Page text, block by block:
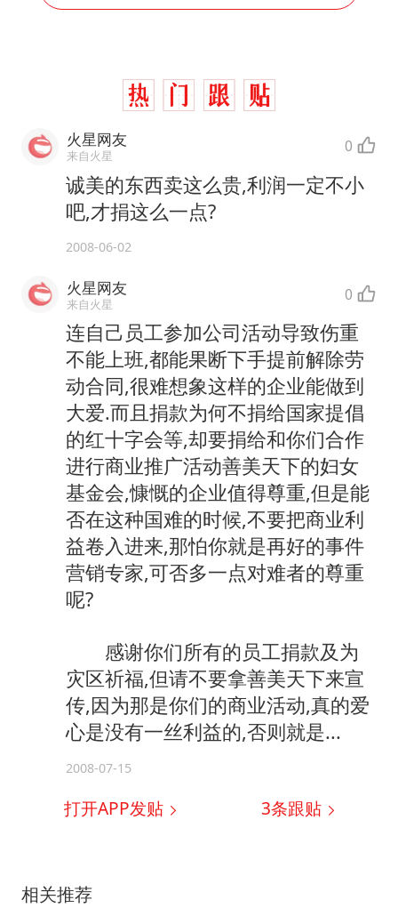
火星网友
来自火星 0
诚美的东西卖这么贵,利润一定不小
吧,才捐这么一点?
2008-06-02
火星网友
来自火星 0
连自己员工参加公司活动导致伤重
不能上班,都能果断下手提前解除劳
动合同,很难想象这样的企业能做到
大爱.而且捐款为何不捐给国家提倡
的红十字会等,却要捐给和你们合作
进行商业推广活动善美天下的妇女
基金会,慷慨的企业值得尊重,但是能
否在这种国难的时候,不要把商业利
益卷入进来,那怕你就是再好的事件
营销专家,可否多一点对难者的尊重
呢?
感谢你们所有的员工捐款及为
灾区祈福,但请不要拿善美天下来宣
传,因为那是你们的商业活动,真的爱
心是没有一丝利益的,否则就是...
2008-07-15
打开APP发贴 3条跟贴
相关推荐